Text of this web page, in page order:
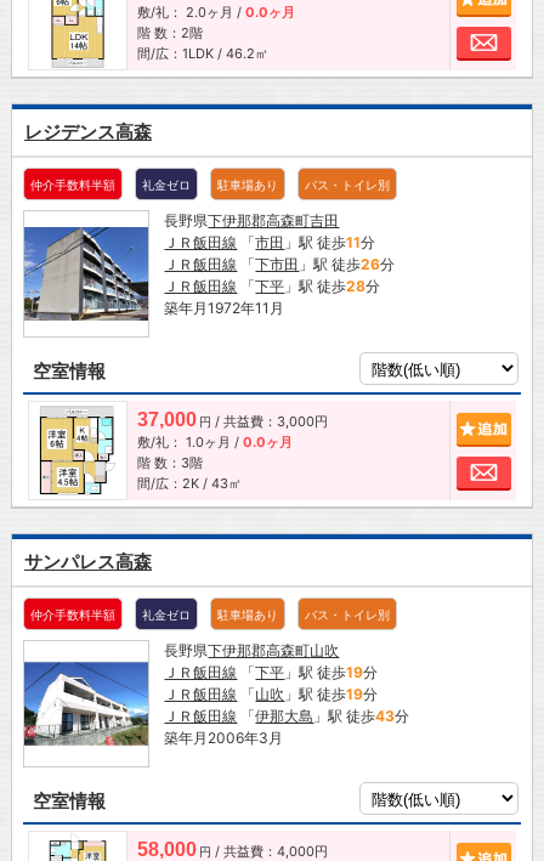
敷/礼： 2.0ヶ月 / 0.0ヶ月
階 数：2階
間/広：1LDK / 46.2㎡
お
レジデンス高森
仲介手数料半額 礼金ゼロ 駐車場あり バス・トイレ別
長野県下伊那郡高森町吉田
ＪＲ飯田線 「市田 」駅 徒歩11分
ＪＲ飯田線 「下市田 」駅 徒歩26分
ＪＲ飯田線 「下平 」駅 徒歩28分
築年月1972年11月
空室情報
37,000 円 / 共益費：3,000円
敷/礼： 1.0ヶ月 / 0.0ヶ月
階 数：3階
間/広：2K / 43㎡
お
サンパレス高森
仲介手数料半額 礼金ゼロ 駐車場あり バス・トイレ別
長野県下伊那郡高森町山吹
ＪＲ飯田線 「下平 」駅 徒歩19分
ＪＲ飯田線 「山吹 」駅 徒歩19分
ＪＲ飯田線 「伊那大島 」駅 徒歩43分
築年月2006年3月
空室情報
58,000 円 / 共益費：4,000円